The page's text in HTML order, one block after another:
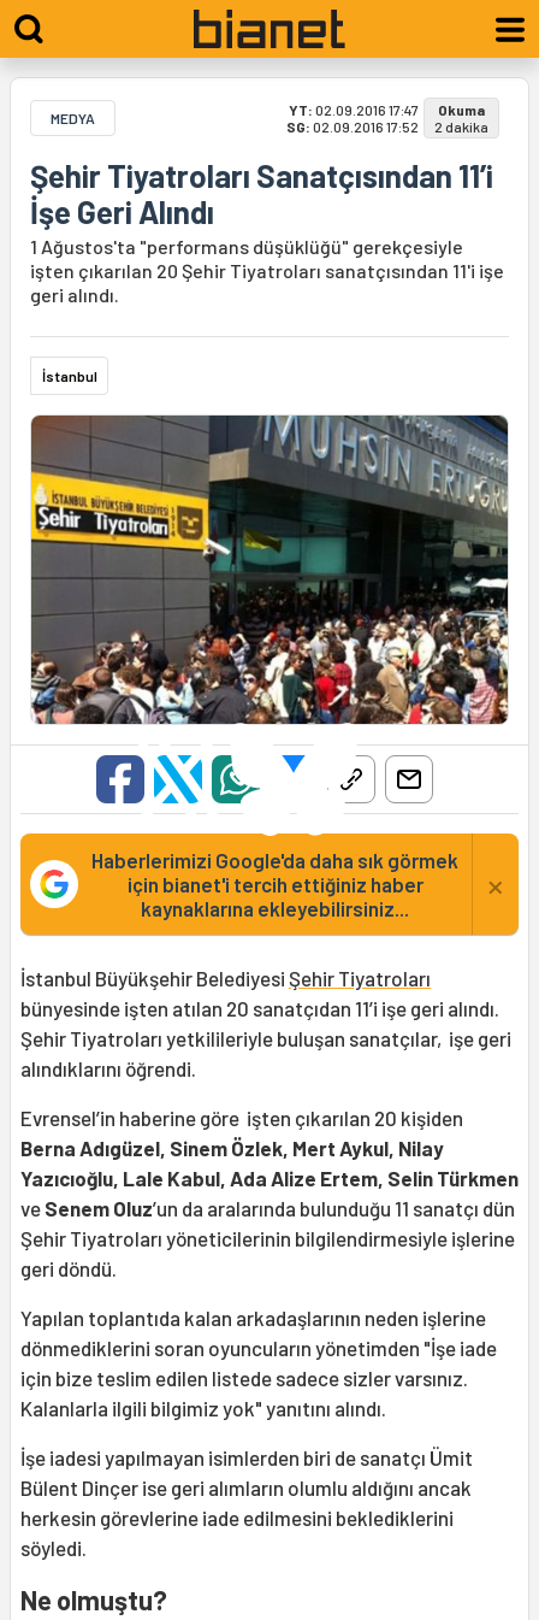
MEDYA YT: 02.09.2016 17:47
SG: 02.09.2016 17:52
Okuma
2 dakika
Şehir Tiyatroları Sanatçısından 11’i
İşe Geri Alındı
1 Ağustos'ta "performans düşüklüğü" gerekçesiyle
işten çıkarılan 20 Şehir Tiyatroları sanatçısından 11'i işe
geri alındı.
İstanbul
Haberlerimizi Google'da daha sık görmek
için bianet'i tercih ettiğiniz haber
kaynaklarına ekleyebilirsiniz...
×
İstanbul Büyükşehir Belediyesi Şehir Tiyatroları
bünyesinde işten atılan 20 sanatçıdan 11’i işe geri alındı.
Şehir Tiyatroları yetkilileriyle buluşan sanatçılar, işe geri
alındıklarını öğrendi.
Evrensel’in haberine göre işten çıkarılan 20 kişiden
Berna Adıgüzel, Sinem Özlek, Mert Aykul, Nilay
Yazıcıoğlu, Lale Kabul, Ada Alize Ertem, Selin Türkmen
ve Senem Oluz’un da aralarında bulunduğu 11 sanatçı dün
Şehir Tiyatroları yöneticilerinin bilgilendirmesiyle işlerine
geri döndü.
Yapılan toplantıda kalan arkadaşlarının neden işlerine
dönmediklerini soran oyuncuların yönetimden "İşe iade
için bize teslim edilen listede sadece sizler varsınız.
Kalanlarla ilgili bilgimiz yok" yanıtını alındı.
İşe iadesi yapılmayan isimlerden biri de sanatçı Ümit
Bülent Dinçer ise geri alımların olumlu aldığını ancak
herkesin görevlerine iade edilmesini beklediklerini
söyledi.
Ne olmuştu?